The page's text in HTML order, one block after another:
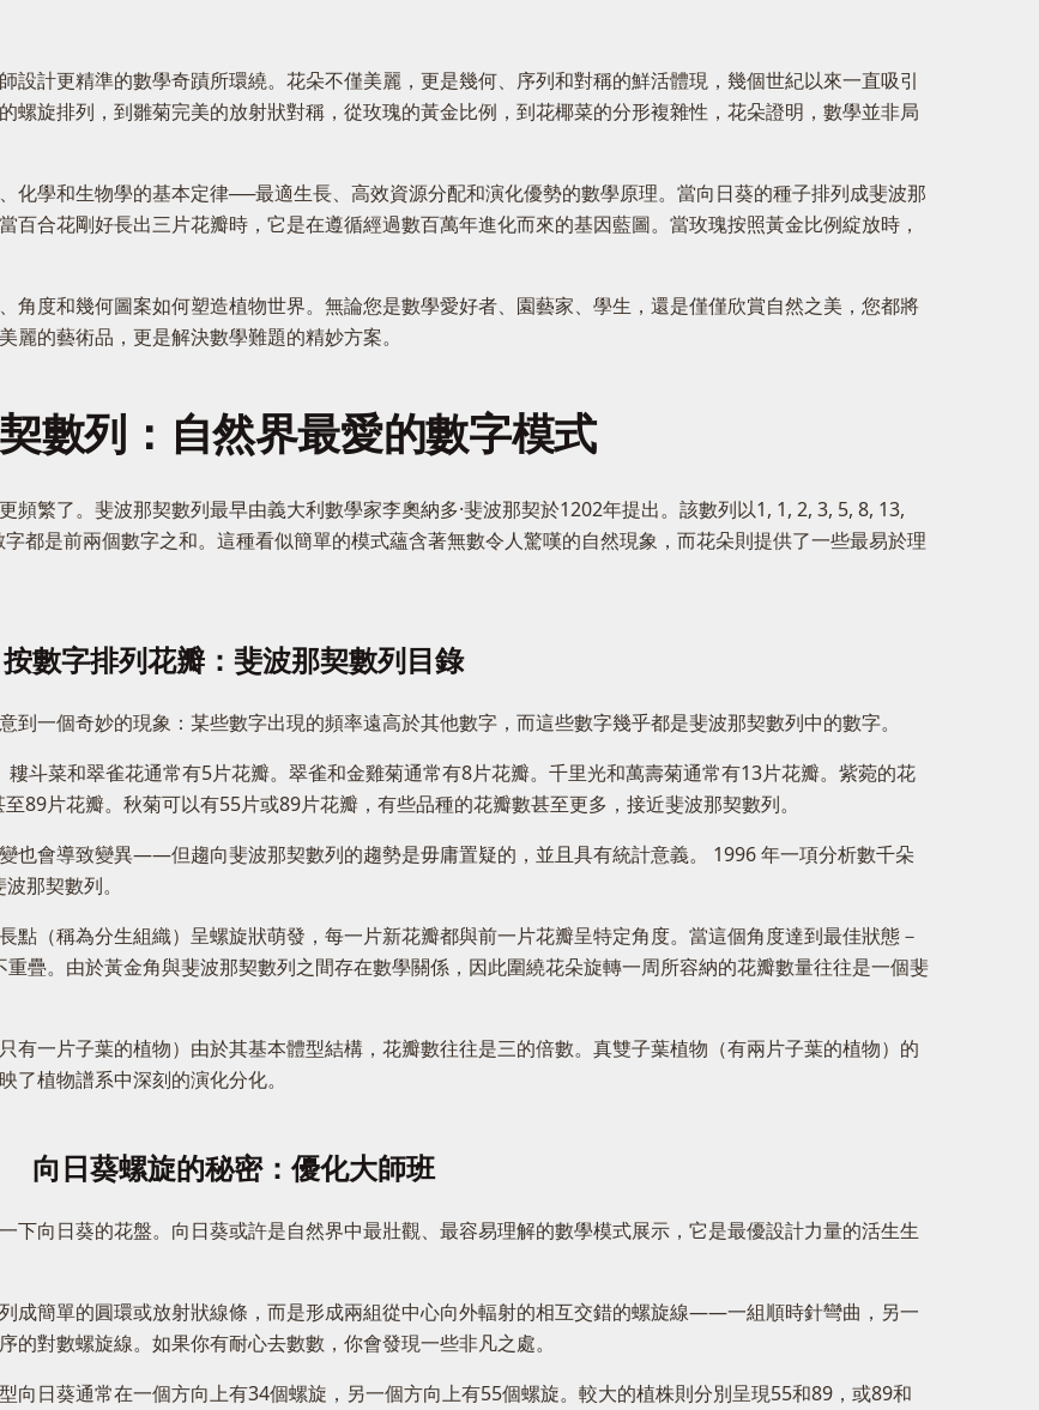
設計更精準的數學奇蹟所環繞。花朵不僅美麗，更是幾何、序列和對稱的鮮活體現，幾個世紀以來一直吸引
螺旋排列，到雛菊完美的放射狀對稱，從玫瑰的黃金比例，到花椰菜的分形複雜性，花朵證明，數學並非局
化學和生物學的基本定律──最適生長、高效資源分配和演化優勢的數學原理。當向日葵的種子排列成斐波那
合花剛好長出三片花瓣時，它是在遵循經過數百萬年進化而來的基因藍圖。當玫瑰按照黃金比例綻放時，
角度和幾何圖案如何塑造植物世界。無論您是數學愛好者、園藝家、學生，還是僅僅欣賞自然之美，您都將
的藝術品，更是解決數學難題的精妙方案。
數列：自然界最愛的數字模式
繁了。斐波那契數列最早由義大利數學家李奧納多·斐波那契於1202年提出。該數列以1, 1, 2, 3, 5, 8, 13,
都是前兩個數字之和。這種看似簡單的模式蘊含著無數令人驚嘆的自然現象，而花朵則提供了一些最易於理
按數字排列花瓣：斐波那契數列目錄
一個奇妙的現象：某些數字出現的頻率遠高於其他數字，而這些數字幾乎都是斐波那契數列中的數字。
斗菜和翠雀花通常有5片花瓣。翠雀和金雞菊通常有8片花瓣。千里光和萬壽菊通常有13片花瓣。紫菀的花
89片花瓣。秋菊可以有55片或89片花瓣，有些品種的花瓣數甚至更多，接近斐波那契數列。
會導致變異——但趨向斐波那契數列的趨勢是毋庸置疑的，並且具有統計意義。 1996 年一項分析數千朵
那契數列。
點（稱為分生組織）呈螺旋狀萌發，每一片新花瓣都與前一片花瓣呈特定角度。當這個角度達到最佳狀態－
疊。由於黃金角與斐波那契數列之間存在數學關係，因此圍繞花朵旋轉一周所容納的花瓣數量往往是一個斐
有一片子葉的植物）由於其基本體型結構，花瓣數往往是三的倍數。真雙子葉植物（有兩片子葉的植物）的
植物譜系中深刻的演化分化。
向日葵螺旋的秘密：優化大師班
下向日葵的花盤。向日葵或許是自然界中最壯觀、最容易理解的數學模式展示，它是最優設計力量的活生生
成簡單的圓環或放射狀線條，而是形成兩組從中心向外輻射的相互交錯的螺旋線——一組順時針彎曲，另一
對數螺旋線。如果你有耐心去數數，你會發現一些非凡之處。
向日葵通常在一個方向上有34個螺旋，另一個方向上有55個螺旋。較大的植株則分別呈現55和89，或89和